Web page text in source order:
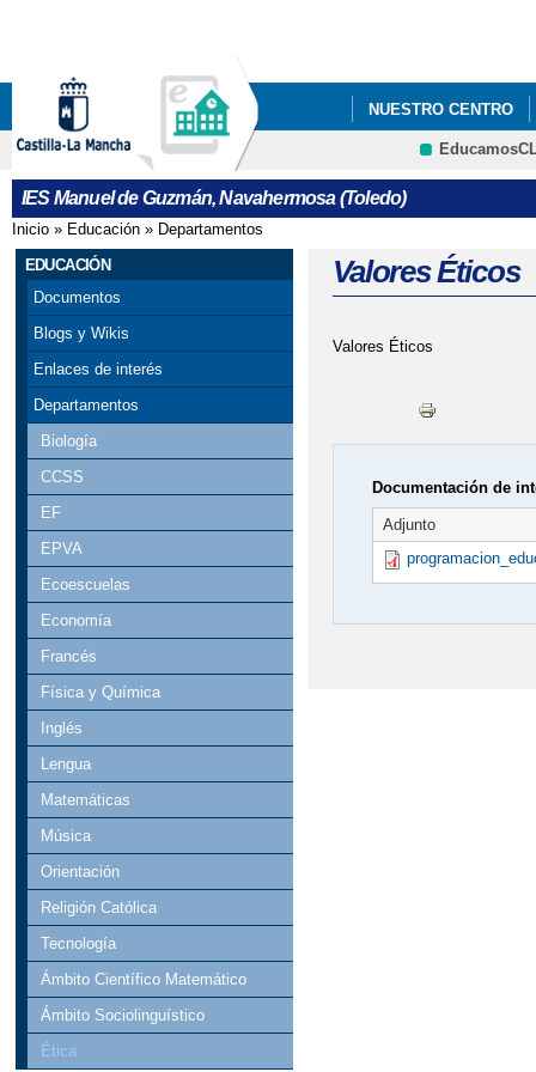
NUESTRO CENTRO
IESO SOLIDARIO -
REUNIÓN INICIAL DE
IES Manuel de Guzmán, Navahermosa (Toledo)
Se encuentra usted aquí
Inicio » Educación » Departamentos
EDUCACIÓN
Documentos
Blogs y Wikis
Enlaces de interés
Departamentos
Biología
CCSS
EF
EPVA
Ecoescuelas
Economía
Francés
Física y Química
Inglés
Lengua
Matemáticas
Música
Orientación
Religión Católica
Tecnología
Ámbito Científico Matemático
Ámbito Sociolinguístico
Ética
Valores Éticos
Valores Éticos
Documentación de
Adjunto